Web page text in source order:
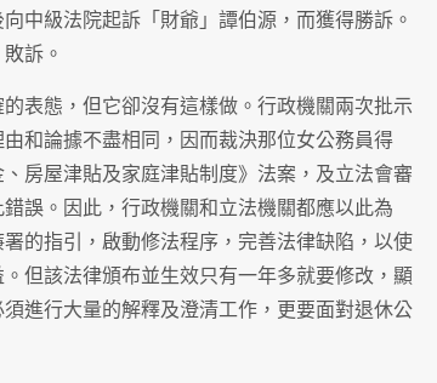
中級法院起訴「財爺」譚伯源，而獲得勝訴。
訴。
表態，但它卻沒有這樣做。行政機關兩次批示
和論據不盡相同，因而裁決那位女公務員得
房屋津貼及家庭津貼制度》法案，及立法會審
誤。因此，行政機關和立法機關都應以此為
的指引，啟動修法程序，完善法律缺陷，以使
但該法律頒布並生效只有一年多就要修改，顯
進行大量的解釋及澄清工作，更要面對退休公